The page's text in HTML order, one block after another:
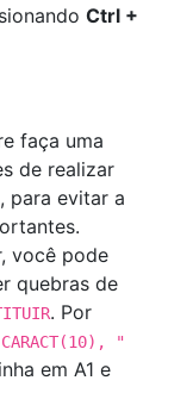
Ctrl +
faça uma
de realizar
para evitar a
você pode
quebras de
. Por
"
em A1 e